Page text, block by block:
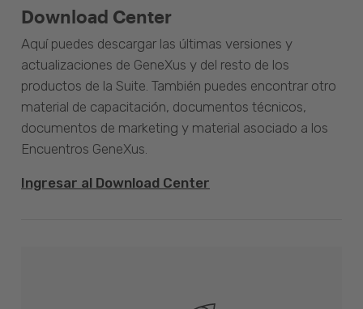
Download Center
Aquí puedes descargar las últimas versiones y
actualizaciones de GeneXus y del resto de los
productos de la Suite. También puedes encontrar otro
material de capacitación, documentos técnicos,
documentos de marketing y material asociado a los
Encuentros GeneXus.
Ingresar al Download Center